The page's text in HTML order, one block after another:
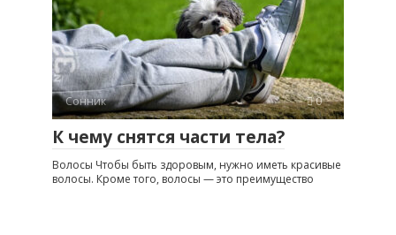
Сонник 0
К чему снятся части тела?
Волосы Чтобы быть здоровым, нужно иметь красивые
волосы. Кроме того, волосы — это преимущество